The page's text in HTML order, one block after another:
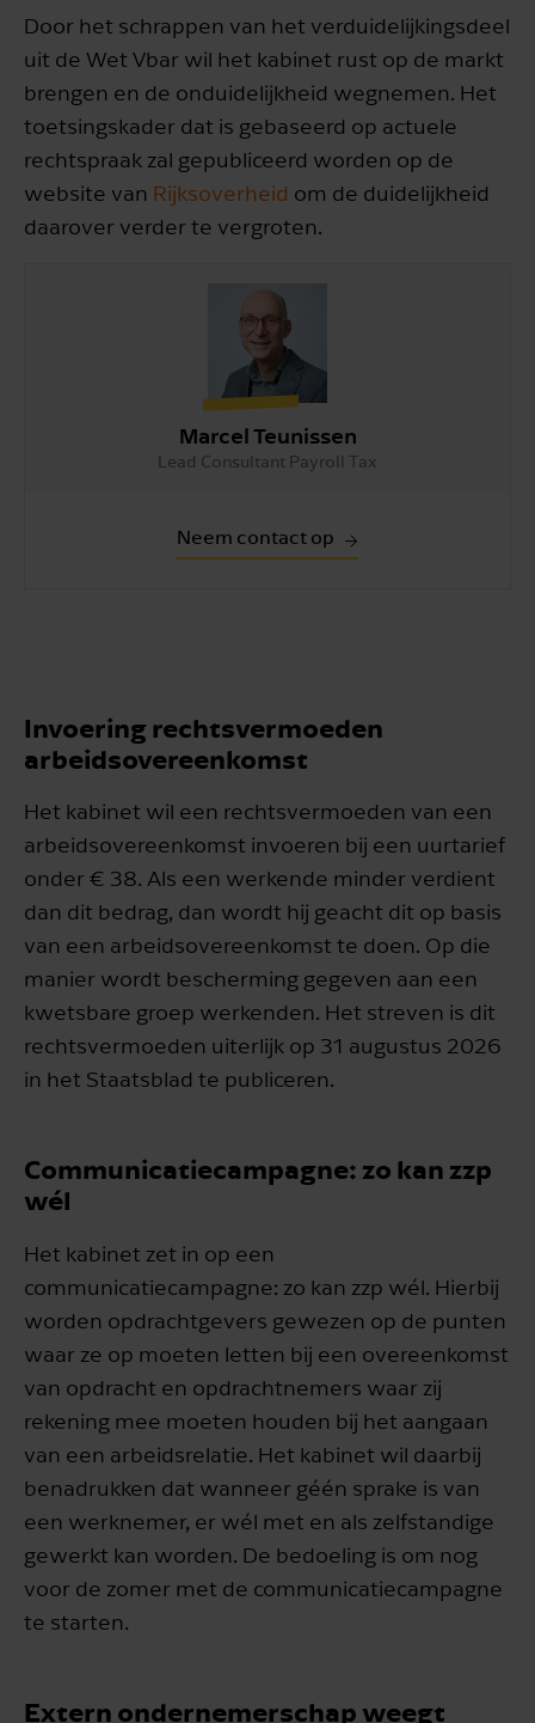
Door het schrappen van het verduidelijkingsdeel
uit de Wet Vbar wil het kabinet rust op de markt
brengen en de onduidelijkheid wegnemen. Het
toetsingskader dat is gebaseerd op actuele
rechtspraak zal gepubliceerd worden op de
website van Rijksoverheid om de duidelijkheid
daarover verder te vergroten.
Marcel Teunissen
Lead Consultant Payroll Tax
Neem contact op
Invoering rechtsvermoeden
arbeidsovereenkomst
Het kabinet wil een rechtsvermoeden van een
arbeidsovereenkomst invoeren bij een uurtarief
onder € 38. Als een werkende minder verdient
dan dit bedrag, dan wordt hij geacht dit op basis
van een arbeidsovereenkomst te doen. Op die
manier wordt bescherming gegeven aan een
kwetsbare groep werkenden. Het streven is dit
rechtsvermoeden uiterlijk op 31 augustus 2026
in het Staatsblad te publiceren.
Communicatiecampagne: zo kan zzp
wél
Het kabinet zet in op een
communicatiecampagne: zo kan zzp wél. Hierbij
worden opdrachtgevers gewezen op de punten
waar ze op moeten letten bij een overeenkomst
van opdracht en opdrachtnemers waar zij
rekening mee moeten houden bij het aangaan
van een arbeidsrelatie. Het kabinet wil daarbij
benadrukken dat wanneer géén sprake is van
een werknemer, er wél met en als zelfstandige
gewerkt kan worden. De bedoeling is om nog
voor de zomer met de communicatiecampagne
te starten.
Extern ondernemerschap weegt